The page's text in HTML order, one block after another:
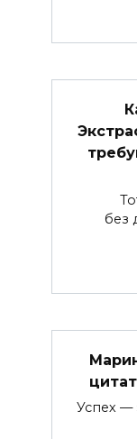
без
Успех —